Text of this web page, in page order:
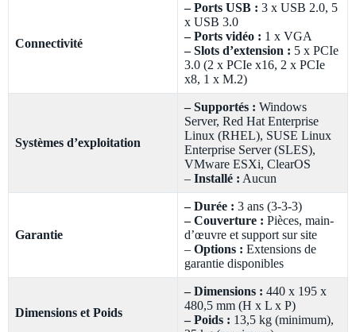
Connectivité
– Ports USB : 3 x USB 2.0, 5
x USB 3.0
– Ports vidéo : 1 x VGA
– Slots d’extension : 5 x PCIe
3.0 (2 x PCIe x16, 2 x PCIe
x8, 1 x M.2)
Systèmes d’exploitation
– Supportés : Windows
Server, Red Hat Enterprise
Linux (RHEL), SUSE Linux
Enterprise Server (SLES),
VMware ESXi, ClearOS
– Installé : Aucun
Garantie
– Durée : 3 ans (3-3-3)
– Couverture : Pièces, main-
d’œuvre et support sur site
– Options : Extensions de
garantie disponibles
Dimensions et Poids
– Dimensions : 440 x 195 x
480,5 mm (H x L x P)
– Poids : 13,5 kg (minimum),